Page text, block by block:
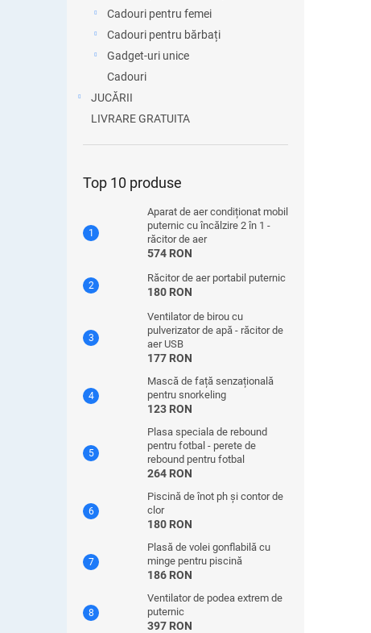
Cadouri pentru femei
Cadouri pentru bărbați
Gadget-uri unice
Cadouri
JUCĂRII
LIVRARE GRATUITA
Top 10 produse
Aparat de aer condiționat mobil
puternic cu încălzire 2 în 1 -
răcitor de aer
574 RON
Răcitor de aer portabil puternic
180 RON
Ventilator de birou cu
pulverizator de apă - răcitor de
aer USB
177 RON
Mască de față senzațională
pentru snorkeling
123 RON
Plasa speciala de rebound
pentru fotbal - perete de
rebound pentru fotbal
264 RON
Piscină de înot ph și contor de
clor
180 RON
Plasă de volei gonflabilă cu
minge pentru piscină
186 RON
Ventilator de podea extrem de
puternic
397 RON